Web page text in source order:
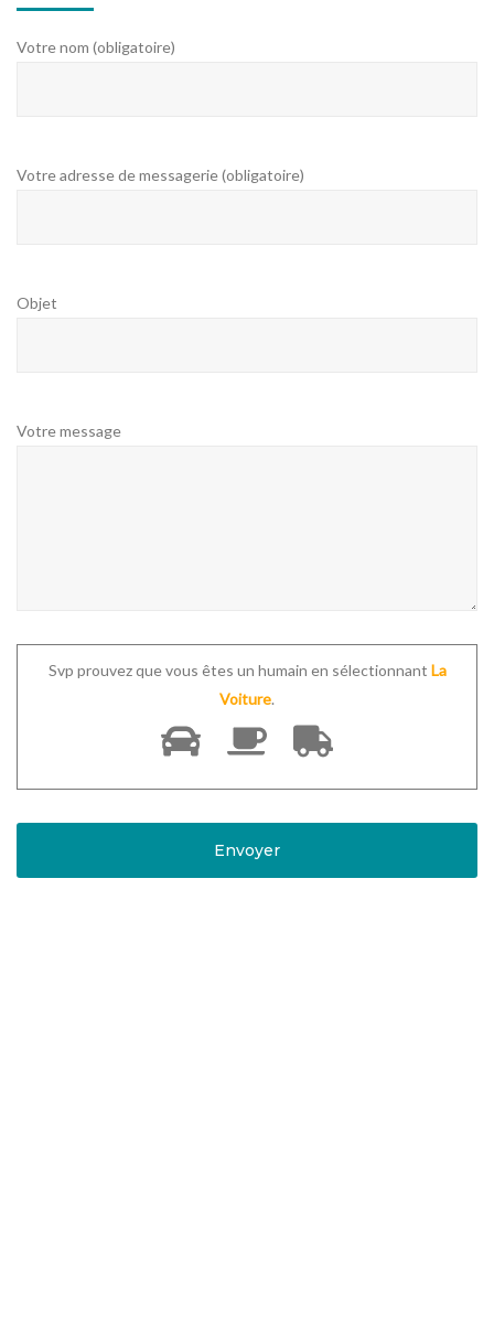
Votre nom (obligatoire)
Votre adresse de messagerie (obligatoire)
Objet
Votre message
Svp prouvez que vous êtes un humain en sélectionnant La
Voiture.